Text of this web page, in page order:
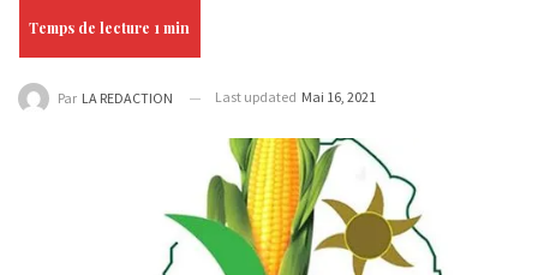
Par LA REDACTION Last updated Mai 16, 2021